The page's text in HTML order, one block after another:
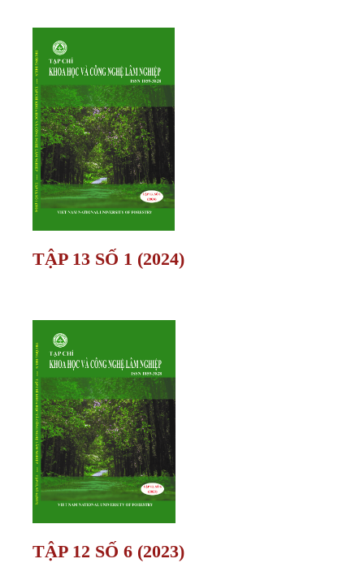
TẬP 13 SỐ 1 (2024)
TẬP 12 SỐ 6 (2023)